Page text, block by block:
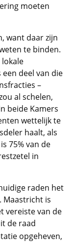
moeten
want daar zijn
te binden.
deel van die
–
al schelen,
beide Kamers
wettelijk te
haalt, als
75% van de
in
raden het
Maastricht is
vereiste van de
de raad
opgeheven,